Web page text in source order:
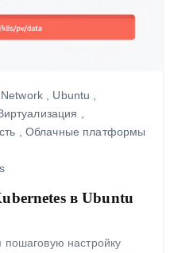
Network, Ubuntu
Облачные платформы
в Ubuntu
настройку